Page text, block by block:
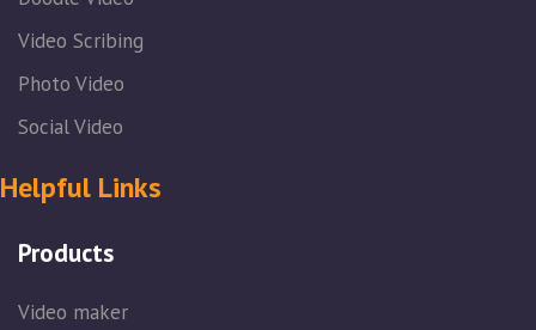
Video Scribing
Photo Video
Social Video
Helpful Links
Products
Video maker